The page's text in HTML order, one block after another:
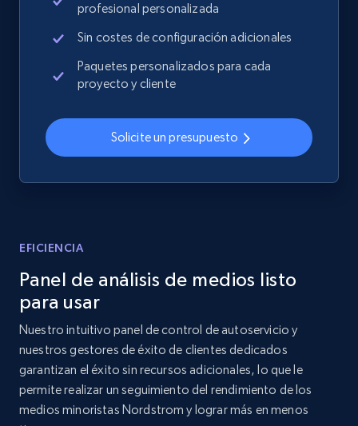
Home Depot US - Discover products by
specified UPC
Sku, Product id, Product name, Manufacturer,
and more.
Home Depot US - Discovery products by
specific category URL
Sku, Product id, Product name, Manufacturer,
and more.
2.1K+ 355+ Comenzar ahora
profesional personalizada
Sin costes de configuración adicionales
Paquetes personalizados para cada
proyecto y cliente
Solicite un presupuesto
EFICIENCIA
Panel de análisis de medios listo
para usar
Nuestro intuitivo panel de control de autoservicio y
nuestros gestores de éxito de clientes dedicados
garantizan el éxito sin recursos adicionales, lo que le
permite realizar un seguimiento del rendimiento de los
medios minoristas Nordstrom y lograr más en menos